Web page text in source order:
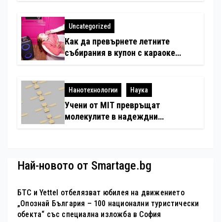
любимци
Uncategorized
Как да превърнете летните
събирания в купон с караоке
Нанотехнологии Наука
Учени от MIT превръщат
молекулите в надеждни
Най-новото от Smartage.bg
БТС и Yettel отбелязват юбилея на движението
„Опознай България – 100 национални туристически
обекта“ със специална изложба в София